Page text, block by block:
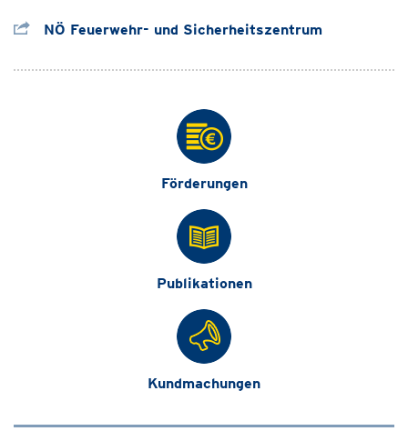
NÖ Feuerwehr- und Sicherheitszentrum
Förderungen
Publikationen
Kundmachungen